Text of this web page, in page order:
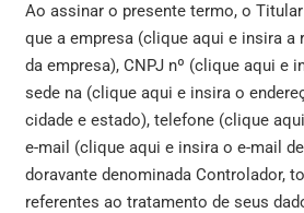
Ao assinar o presente termo, o
que a empresa (clique aqui e insira a
da empresa), CNPJ nº (clique aqui e
sede na (clique aqui e insira o
cidade e estado), telefone (clique
e-mail (clique aqui e insira o e-mail
doravante denominada Controlador,
referentes ao tratamento de seus